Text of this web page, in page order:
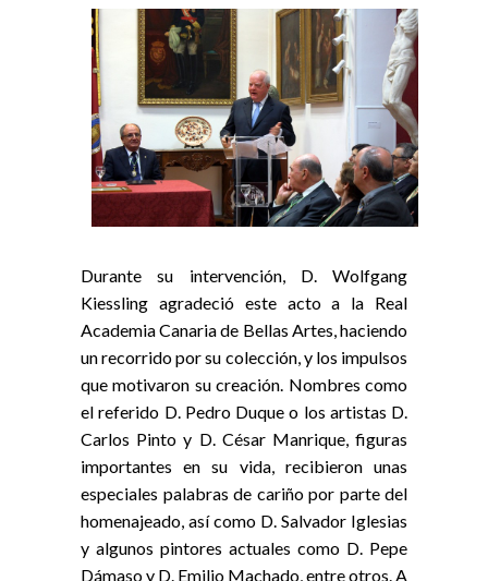
Durante su intervención, D. Wolfgang
Kiessling agradeció este acto a la Real
Academia Canaria de Bellas Artes, haciendo
un recorrido por su colección, y los impulsos
que motivaron su creación. Nombres como
el referido D. Pedro Duque o los artistas D.
Carlos Pinto y D. César Manrique, figuras
importantes en su vida, recibieron unas
especiales palabras de cariño por parte del
homenajeado, así como D. Salvador Iglesias
y algunos pintores actuales como D. Pepe
Dámaso y D. Emilio Machado, entre otros. A